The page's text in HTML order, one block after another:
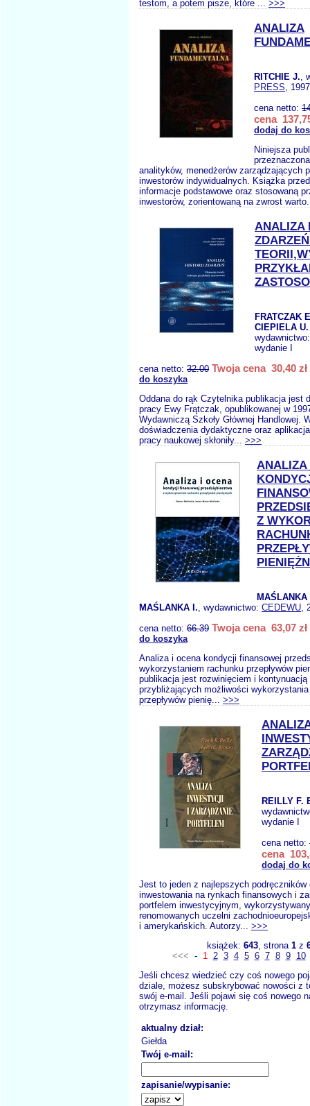
testom, a potem pisze, które ... >>>
ANALIZA
RITCHIE J.,
PRESS,
cena netto:
cena
dodaj do
Niniejsza
analityków, menedżerów zarządzających
inwestorów indywidualnych. Książka
informacje podstawowe oraz stosowaną
inwestorów, zorientowaną na zwrost
ANALIZA
FRATCZAK
CIEPIELA
wydanie I
cena netto: 32.00 Twoja cena 30,40 zł
do koszyka
Oddana do rąk Czytelnika publikacja jest
pracy Ewy Frątczak, opublikowanej w
Wydawniczą Szkoły Głównej Handlowej.
doświadczenia dydaktyczne oraz
pracy naukowej skłoniły... >>>
ANALIZA
Z
MAŚLANKA
MAŚLANKA I., wydawnictwo: CEDEWU,
cena netto: 66.39 Twoja cena 63,07 zł
do koszyka
Analiza i ocena kondycji finansowej
wykorzystaniem rachunku przepływów
publikacja jest rozwinięciem i kontynuacją
przybliżających możliwości
przepływów pienię... >>>
REILLY F.
wydanie I
cena netto:
cena
dodaj do
Jest to jeden z najlepszych podręczników
inwestowania na rynkach finansowych i
portfelem inwestycyjnym,
renomowanych uczelni
i amerykańskich. Autorzy... >>>
książek: 643, strona 1z
<<< - 1 2 3 4 5 6 7 8 9
10
Jeśli chcesz wiedzieć czy coś nowego
dziale, możesz subskrybować nowości z
swój e-mail. Jeśli pojawi się coś nowego
otrzymasz informację.
aktualny dział:
Giełda
Twój e-mail:
zapisanie/wypisanie: